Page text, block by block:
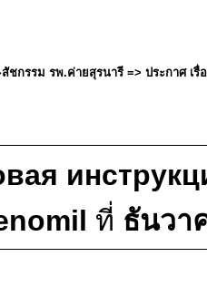
ชกรรม รพ.ค่ายสุรนารี => ประกาศ
ที่ ธันวา